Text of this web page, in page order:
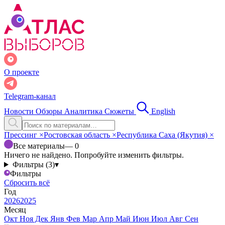
О проекте
Telegram-канал
Новости Обзоры Аналитика Сюжеты English
Прессинг ×Ростовская область ×Республика Саха (Якутия) ×
Все материалы— 0
Ничего не найдено. Попробуйте изменить фильтры.
Фильтры (3)▾
Фильтры
Сбросить всё
Год
20262025
Месяц
Окт Ноя Дек Янв Фев Мар Апр Май Июн Июл Авг Сен